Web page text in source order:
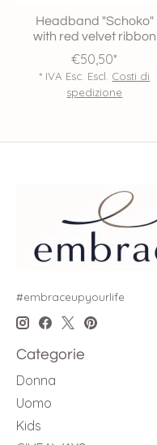
Headband "Schoko"
with red velvet ribbon
€50,50*
* IVA Esc. Escl. Costi di
spedizione
#embraceupyourlife
Categorie
Donna
Uomo
Kids